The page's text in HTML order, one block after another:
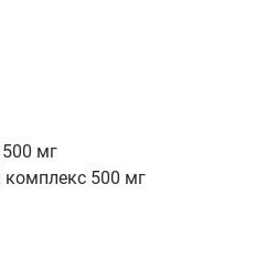
мг
комплекс 500 мг